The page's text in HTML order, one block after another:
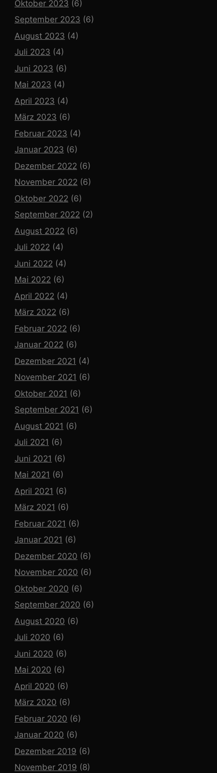
Oktober 2023 (6)
September 2023 (6)
August 2023 (4)
Juli 2023 (4)
Juni 2023 (6)
Mai 2023 (4)
April 2023 (4)
März 2023 (6)
Februar 2023 (4)
Januar 2023 (6)
Dezember 2022 (6)
November 2022 (6)
Oktober 2022 (6)
September 2022 (2)
August 2022 (6)
Juli 2022 (4)
Juni 2022 (4)
Mai 2022 (6)
April 2022 (4)
März 2022 (6)
Februar 2022 (6)
Januar 2022 (6)
Dezember 2021 (4)
November 2021 (6)
Oktober 2021 (6)
September 2021 (6)
August 2021 (6)
Juli 2021 (6)
Juni 2021 (6)
Mai 2021 (6)
April 2021 (6)
März 2021 (6)
Februar 2021 (6)
Januar 2021 (6)
Dezember 2020 (6)
November 2020 (6)
Oktober 2020 (6)
September 2020 (6)
August 2020 (6)
Juli 2020 (6)
Juni 2020 (6)
Mai 2020 (6)
April 2020 (6)
März 2020 (6)
Februar 2020 (6)
Januar 2020 (6)
Dezember 2019 (6)
November 2019 (8)